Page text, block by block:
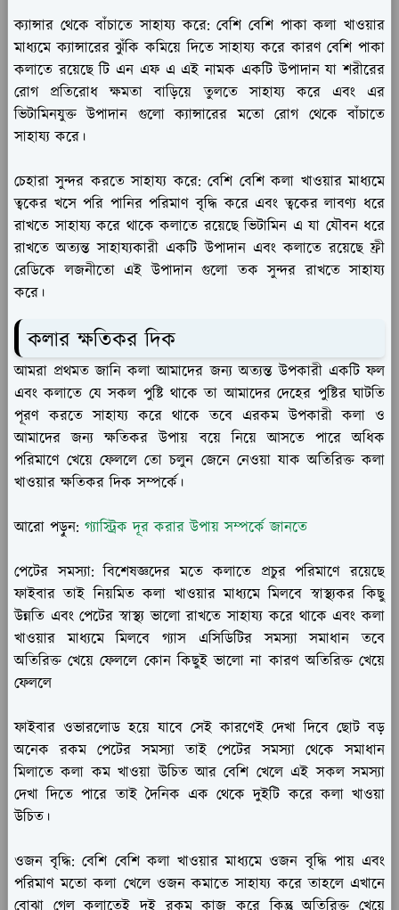
ক্যান্সার থেকে বাঁচাতে সাহায্য করে: বেশি বেশি পাকা কলা খাওয়ার
মাধ্যমে ক্যান্সারের ঝুঁকি কমিয়ে দিতে সাহায্য করে কারণ বেশি পাকা
কলাতে রয়েছে টি এন এফ এ এই নামক একটি উপাদান যা শরীরের
রোগ প্রতিরোধ ক্ষমতা বাড়িয়ে তুলতে সাহায্য করে এবং এর
ভিটামিনযুক্ত উপাদান গুলো ক্যান্সারের মতো রোগ থেকে বাঁচাতে
সাহায্য করে।
চেহারা সুন্দর করতে সাহায্য করে: বেশি বেশি কলা খাওয়ার মাধ্যমে
ত্বকের খসে পরি পানির পরিমাণ বৃদ্ধি করে এবং ত্বকের লাবণ্য ধরে
রাখতে সাহায্য করে থাকে কলাতে রয়েছে ভিটামিন এ যা যৌবন ধরে
রাখতে অত্যন্ত সাহায্যকারী একটি উপাদান এবং কলাতে রয়েছে ফ্রী
রেডিকে লজনীতো এই উপাদান গুলো তক সুন্দর রাখতে সাহায্য
করে।
কলার ক্ষতিকর দিক
আমরা প্রথমত জানি কলা আমাদের জন্য অত্যন্ত উপকারী একটি ফল
এবং কলাতে যে সকল পুষ্টি থাকে তা আমাদের দেহের পুষ্টির ঘাটতি
পূরণ করতে সাহায্য করে থাকে তবে এরকম উপকারী কলা ও
আমাদের জন্য ক্ষতিকর উপায় বয়ে নিয়ে আসতে পারে অধিক
পরিমাণে খেয়ে ফেললে তো চলুন জেনে নেওয়া যাক অতিরিক্ত কলা
খাওয়ার ক্ষতিকর দিক সম্পর্কে।
আরো পড়ুন: গ্যাস্ট্রিক দূর করার উপায় সম্পর্কে জানতে
পেটের সমস্যা: বিশেষজ্ঞদের মতে কলাতে প্রচুর পরিমাণে রয়েছে
ফাইবার তাই নিয়মিত কলা খাওয়ার মাধ্যমে মিলবে স্বাস্থ্যকর কিছু
উন্নতি এবং পেটের স্বাস্থ্য ভালো রাখতে সাহায্য করে থাকে এবং কলা
খাওয়ার মাধ্যমে মিলবে গ্যাস এসিডিটির সমস্যা সমাধান তবে
অতিরিক্ত খেয়ে ফেললে কোন কিছুই ভালো না কারণ অতিরিক্ত খেয়ে
ফেললে
ফাইবার ওভারলোড হয়ে যাবে সেই কারণেই দেখা দিবে ছোট বড়
অনেক রকম পেটের সমস্যা তাই পেটের সমস্যা থেকে সমাধান
মিলাতে কলা কম খাওয়া উচিত আর বেশি খেলে এই সকল সমস্যা
দেখা দিতে পারে তাই দৈনিক এক থেকে দুইটি করে কলা খাওয়া
উচিত।
ওজন বৃদ্ধি: বেশি বেশি কলা খাওয়ার মাধ্যমে ওজন বৃদ্ধি পায় এবং
পরিমাণ মতো কলা খেলে ওজন কমাতে সাহায্য করে তাহলে এখানে